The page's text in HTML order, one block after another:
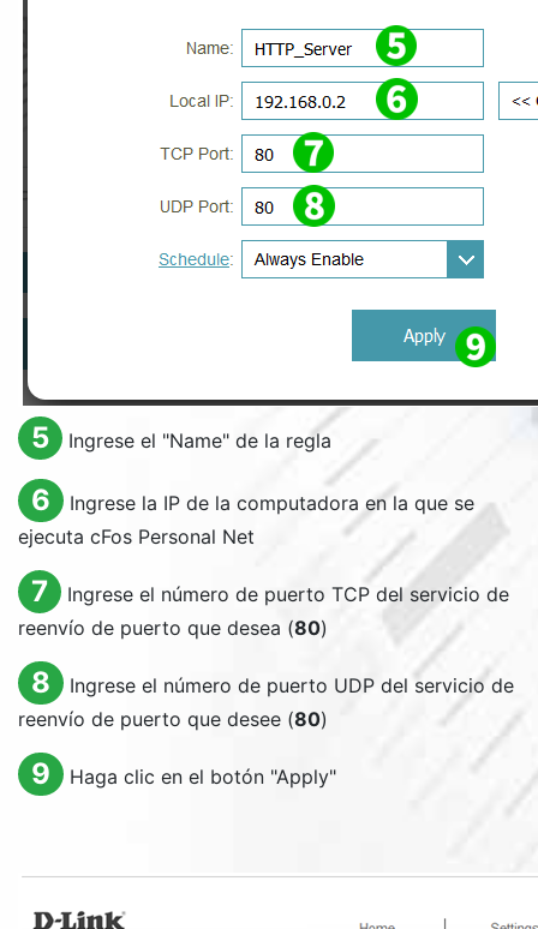
5 Ingrese el "Name" de la regla
6
Ingrese la IP de la computadora en la que se
ejecuta cFos Personal Net
7
Ingrese el número de puerto TCP del servicio de
reenvío de puerto que desea (80)
8
Ingrese el número de puerto UDP del servicio de
reenvío de puerto que desee (80)
9 Haga clic en el botón "Apply"